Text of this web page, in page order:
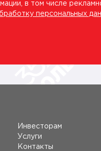
в том числе
персональных
Инвесторам
Услуги
Контакты